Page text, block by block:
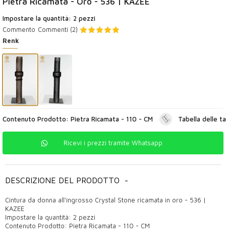
Impostare la quantità: 2 pezzi
Commento Commenti (2)
Renk
Contenuto Prodotto: Pietra Ricamata - 110 - CM Tabella delle
Ricevi i prezzi tramite Whatsapp
DESCRIZIONE DEL PRODOTTO -
Cintura da donna all'ingrosso Crystal Stone ricamata in oro - 536 |
KAZEE
Impostare la quantità: 2 pezzi
Contenuto Prodotto: Pietra Ricamata - 110 - CM